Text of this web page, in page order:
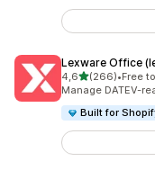
Lexware Office
4,6/ 5 tähteä
(266)
266 arvostelua
•Free
Manage DATEV-
Built for